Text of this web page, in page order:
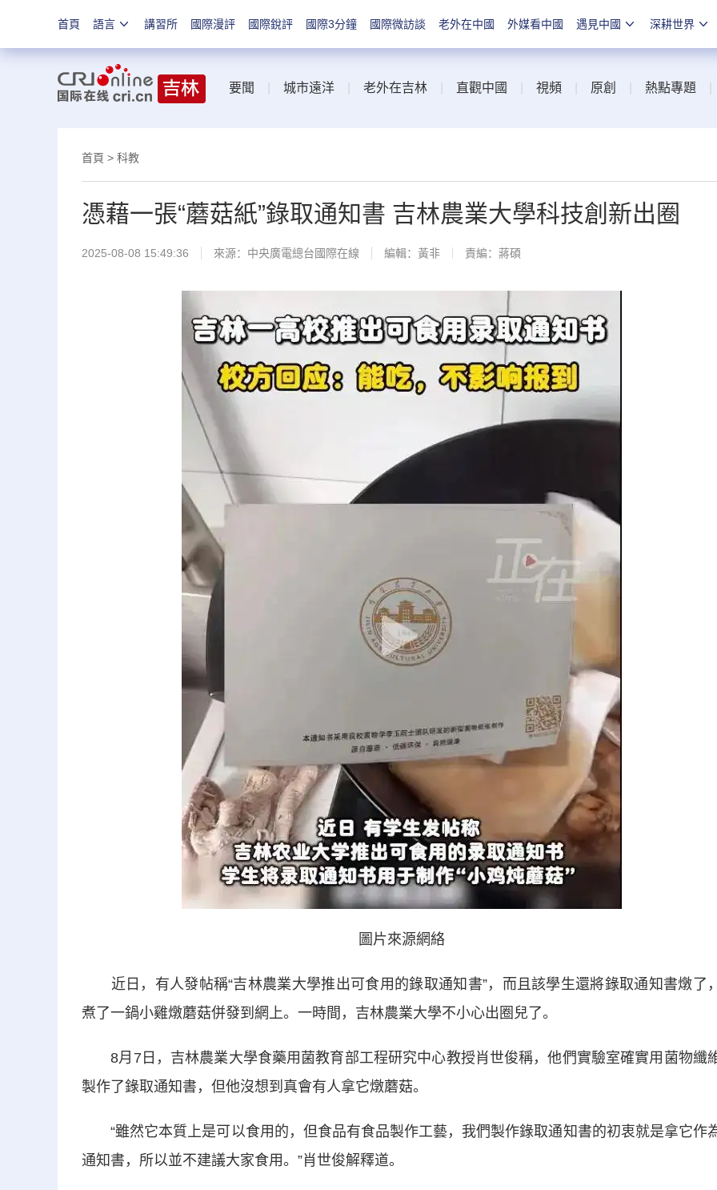
首頁 語言 講習所 國際漫評 國際銳評 國際3分鐘 國際微訪談 老外在中國 外媒看中國 遇見中國 深耕世界
要聞 城市遠洋 老外在吉林 直觀中國 視頻 原創 熱點專題
首頁 > 科教
憑藉一張“蘑菇紙”錄取通知書 吉林農業大學科技創新出圈
2025-08-08 15:49:36 來源：中央廣電總台國際在線 編輯：黃非 責編：蔣碩
圖片來源網絡
近日，有人發帖稱“吉林農業大學推出可食用的錄取通知書”，而且該學生還將錄取通知書燉了
煮了一鍋小雞燉蘑菇併發到網上。一時間，吉林農業大學不小心出圈兒了。
8月7日，吉林農業大學食藥用菌教育部工程研究中心教授肖世俊稱，他們實驗室確實用菌物纖
製作了錄取通知書，但他沒想到真會有人拿它燉蘑菇。
“雖然它本質上是可以食用的，但食品有食品製作工藝，我們製作錄取通知書的初衷就是拿它作
通知書，所以並不建議大家食用。”肖世俊解釋道。